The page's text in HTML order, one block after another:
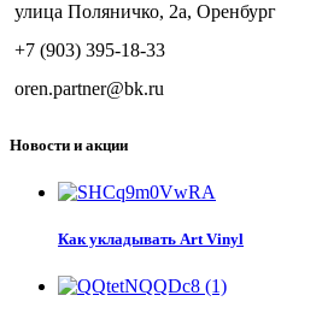
улица Поляничко, 2а, Оренбург
+7 (903) 395-18-33
oren.partner@bk.ru
Новости и акции
Как укладывать Art Vinyl